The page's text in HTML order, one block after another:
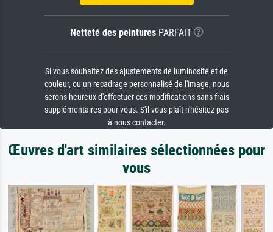
Netteté des peinturesPARFAIT
Si vous souhaitez des ajustements de luminosité et de
couleur, ou un recadrage personnalisé de l'image, nous
serons heureux d'effectuer ces modifications sans frais
supplémentaires pour vous. S'il vous plaît n'hésitez pas
à nous contacter.
Œuvres d'art similaires sélectionnées pour
vous